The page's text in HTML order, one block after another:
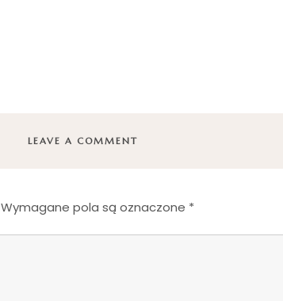
LEAVE A COMMENT
Wymagane pola są oznaczone *